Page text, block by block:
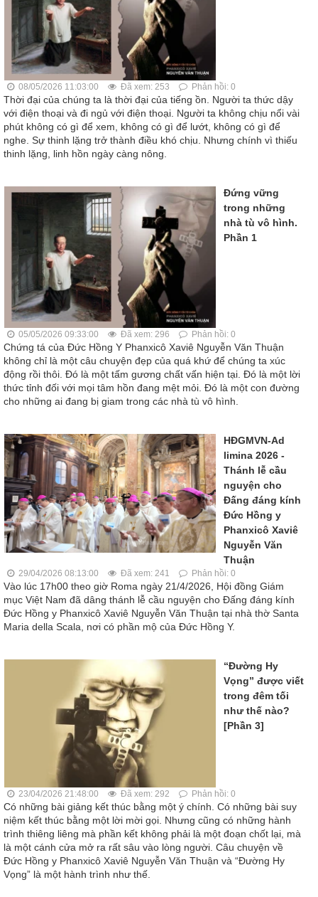
08/05/2026 11:03:00 Đã xem: 253 Phản hồi: 0
Thời đại của chúng ta là thời đại của tiếng ồn. Người ta thức dậy
với điện thoại và đi ngủ với điện thoại. Người ta không chịu nổi vài
phút không có gì để xem, không có gì để lướt, không có gì để
nghe. Sự thinh lặng trở thành điều khó chịu. Nhưng chính vì thiếu
thinh lặng, linh hồn ngày càng nông.
Đứng vững
trong những
nhà tù vô hình.
Phần 1
05/05/2026 09:33:00 Đã xem: 296 Phản hồi: 0
Chứng tá của Đức Hồng Y Phanxicô Xaviê Nguyễn Văn Thuận
không chỉ là một câu chuyện đẹp của quá khứ để chúng ta xúc
động rồi thôi. Đó là một tấm gương chất vấn hiện tại. Đó là một lời
thức tỉnh đối với mọi tâm hồn đang mệt mỏi. Đó là một con đường
cho những ai đang bị giam trong các nhà tù vô hình.
HĐGMVN-Ad
limina 2026 -
Thánh lễ cầu
nguyện cho
Đấng đáng kính
Đức Hồng y
Phanxicô Xaviê
Nguyễn Văn
Thuận
29/04/2026 08:13:00 Đã xem: 241 Phản hồi: 0
Vào lúc 17h00 theo giờ Roma ngày 21/4/2026, Hội đồng Giám
mục Việt Nam đã dâng thánh lễ cầu nguyện cho Đấng đáng kính
Đức Hồng y Phanxicô Xaviê Nguyễn Văn Thuận tại nhà thờ Santa
Maria della Scala, nơi có phần mộ của Đức Hồng Y.
“Đường Hy
Vọng” được viết
trong đêm tối
như thế nào?
[Phần 3]
23/04/2026 21:48:00 Đã xem: 292 Phản hồi: 0
Có những bài giảng kết thúc bằng một ý chính. Có những bài suy
niệm kết thúc bằng một lời mời gọi. Nhưng cũng có những hành
trình thiêng liêng mà phần kết không phải là một đoạn chốt lại, mà
là một cánh cửa mở ra rất sâu vào lòng người. Câu chuyện về
Đức Hồng y Phanxicô Xaviê Nguyễn Văn Thuận và “Đường Hy
Vọng” là một hành trình như thế.